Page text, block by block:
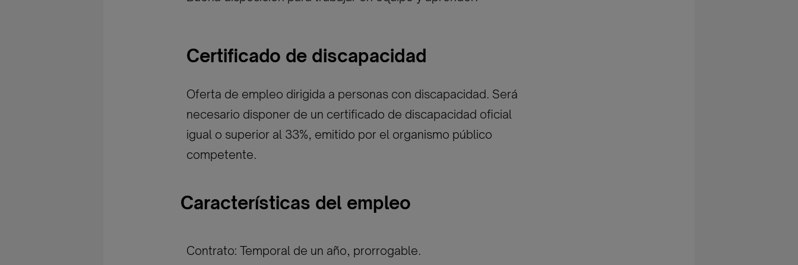
Certificado de discapacidad
Oferta de empleo dirigida a personas con discapacidad. Será
necesario disponer de un certificado de discapacidad oficial
igual o superior al 33%, emitido por el organismo público
competente.
Características del empleo
Contrato: Temporal de un año, prorrogable.